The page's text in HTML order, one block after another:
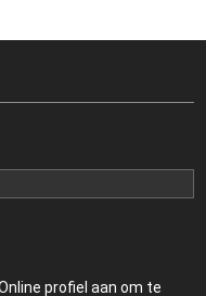
profiel aan om te